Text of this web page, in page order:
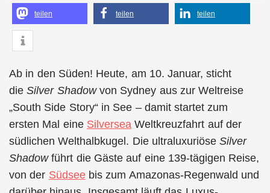
teilen teilen teilen
Ab in den Süden! Heute, am 10. Januar, sticht
dieSilver Shadowvon Sydney aus zur Weltreise
„South Side Story“ in See – damit startet zum
ersten Mal eine SilverseaWeltkreuzfahrt auf der
südlichen Welthalbkugel. Die ultraluxuriöseSilver
Shadowführt die Gäste auf eine 139-tägigen Reise,
von der Südseebis zum Amazonas-Regenwald und